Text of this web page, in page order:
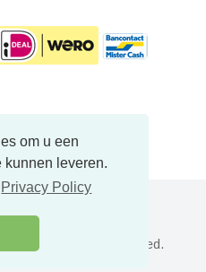
om u een
kunnen leveren.
Privacy Policy
- All Rights Reserved.